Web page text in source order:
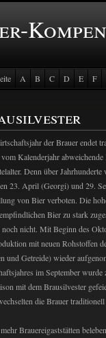
A B C D E
F
der Brauer endet
Kalenderjahr
Denn über Jahrhunderte
23. April (Georgi) und 29.
von Bier verboten. Die
Bier zu stark
noch nicht. Mit Beginn des
mit neuen Rohstoffen
und Getreide) wieder
im September wurde
mit dem Brausilvester
die Brauer
Brauereigaststätten